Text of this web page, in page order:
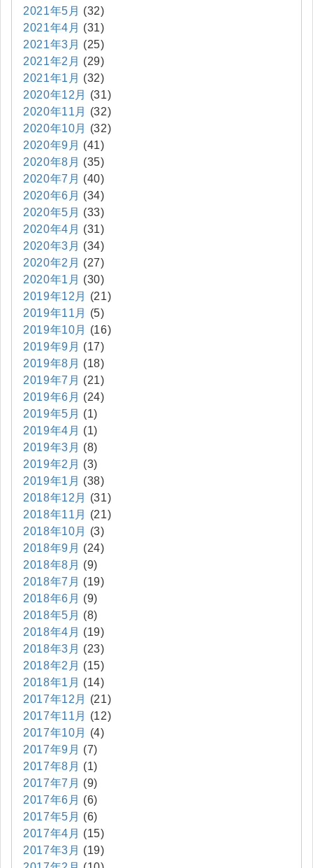
2021年5月 (32)
2021年4月 (31)
2021年3月 (25)
2021年2月 (29)
2021年1月 (32)
2020年12月
(31)
2020年11月
(32)
2020年10月
(32)
2020年9月 (41)
2020年8月 (35)
2020年7月 (40)
2020年6月 (34)
2020年5月 (33)
2020年4月 (31)
2020年3月 (34)
2020年2月 (27)
2020年1月 (30)
2019年12月
(21)
2019年11月
(5)
2019年10月
(16)
2019年9月 (17)
2019年8月 (18)
2019年7月 (21)
2019年6月 (24)
2019年5月 (1)
2019年4月 (1)
2019年3月 (8)
2019年2月 (3)
2019年1月 (38)
2018年12月
(31)
2018年11月
(21)
2018年10月
(3)
2018年9月 (24)
2018年8月 (9)
2018年7月 (19)
2018年6月 (9)
2018年5月 (8)
2018年4月 (19)
2018年3月 (23)
2018年2月 (15)
2018年1月 (14)
2017年12月
(21)
2017年11月
(12)
2017年10月
(4)
2017年9月 (7)
2017年8月 (1)
2017年7月 (9)
2017年6月 (6)
2017年5月 (6)
2017年4月 (15)
2017年3月 (19)